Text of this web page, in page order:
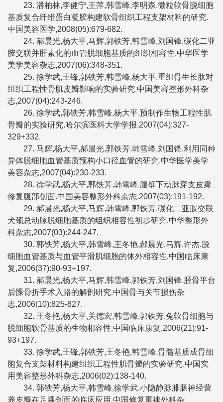
23. 潘柏林,李健宁,王萍,韩雪峰,李明森.微粒软骨脱细胞
基质复合纤维蛋白凝胶构建软骨组织工程支架材料的研究.
中国美容医学,2008(05):679-682.
24. 郝晨光,杨大平,马辉,郭铁芳,韩雪峰,刘国锋.碳化二亚
胺交联并肝素化的血管脱细胞基质的组织相容性.中华医学
美学美容杂志,2007(06):348-351.
25. 徐学武,王锋,郭铁芳,韩雪峰,杨大平.重组骨生长肽对
组织工程性骨肌皮瓣影响的实验研究.中国美容整形外科杂
志,2007(04):243-246.
26. 徐学武,郭铁芳,韩雪峰,杨大平.预制作生物工程性肌
骨瓣的实验研究.哈尔滨医科大学学报,2007(04):327-
329+332.
27. 马辉,杨大平,郝晨光,郭铁芳,韩雪峰,刘国锋.利用同种
异体脱细胞血管基质预构小口径血管的研究.中华医学美学
美容杂志,2007(04):230-233.
28. 徐学武,杨大平,郭铁芳,韩雪峰.腹壁下动脉穿支皮瓣
修复腹部创面.中国美容整形外科杂志,2007(03):191-192.
29. 郝晨光,杨大平,马辉,韩雪峰,郭铁芳.碳化二亚胺交联
犬颈总动脉脱细胞基质的组织相容性初步研究.中华整形外
科杂志,2007(03):244-247.
30. 郭铁芳,杨大平,韩雪峰,王冬艳,郝晨光,马辉,许杰.脱
细胞血管基质与血管平滑肌细胞的体外相容性.中国临床康
复,2006(37):90-93+197.
31. 郝晨光,杨大平,马辉,韩雪峰,郭铁芳,刘国锋.胫骨平台
后髁骨折手术入路的解剖研究.中国骨与关节损伤杂
志,2006(10):825-827.
32. 王冬艳,杨大平,关德宏,韩雪峰,郭铁芳.兔软骨细胞与
脱细胞软骨基质的生物相容性.中国临床康复,2006(21):91-
93+197.
33. 徐学武,王锋,郭铁芳,王冬艳,韩雪峰.骨髓基质成骨细
胞复合支架材料构建组织工程性肌骨瓣的实验研究.中国实
用美容整形外科杂志,2006(02):138-140.
34. 郭铁芳,杨大平,韩雪峰,徐学武.小隐静脉腓肠神经营
养皮瓣在足踝创面的临床应用.中国修复重建外科杂